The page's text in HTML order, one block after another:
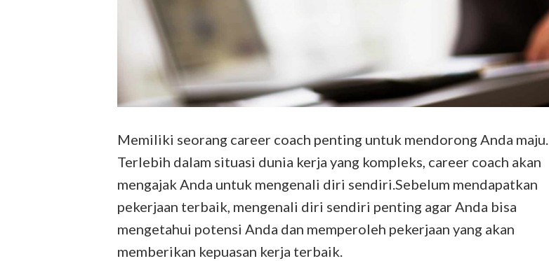
Memiliki seorang career coach penting untuk mendorong Anda maju.
Terlebih dalam situasi dunia kerja yang kompleks, career coach akan
mengajak Anda untuk mengenali diri sendiri.Sebelum mendapatkan
pekerjaan terbaik, mengenali diri sendiri penting agar Anda bisa
mengetahui potensi Anda dan memperoleh pekerjaan yang akan
memberikan kepuasan kerja terbaik.